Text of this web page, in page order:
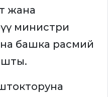
жана
министри
башка расмий